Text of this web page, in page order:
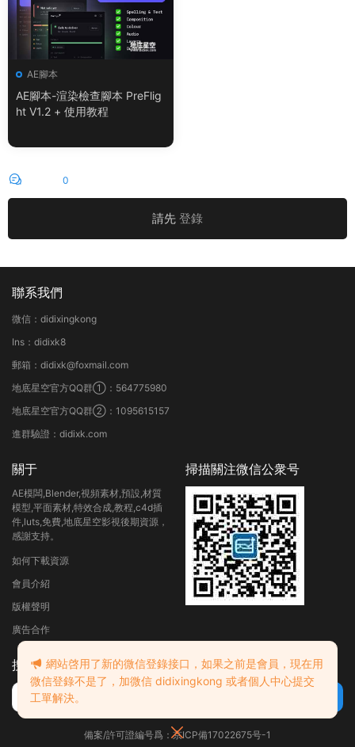
AE腳本
AE腳本-渲染檢查腳本 PreFlig
ht V1.2 + 使用教程
0
請先 登錄
聯系我們
微信：didixingkong
Ins：didixk8
郵箱：didixk@foxmail.com
地底星空官方QQ群①：564775980
地底星空官方QQ群②：1095615157
進群驗證：didixk.com
關于
AE模闆,Blender,視頻素材,預設,材質
模型,平面素材,特效合成,教程,c4d插
件,luts,免費,地底星空影視後期資源，
感謝支持。
如何下載資源
會員介紹
版權聲明
廣告合作
掃描關注微信公衆号
搜索
備案/許可證編号爲：京ICP備17022675号-1
網站啓用了新的微信登錄接口，如果之前是會員，現在用
微信登錄不是了，加微信 didixingkong 或者個人中心提交
工單解決。